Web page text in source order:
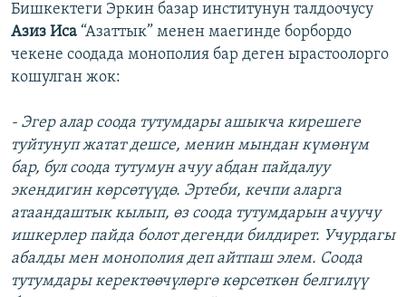
Бишкектеги Эркин базар институнун талдоочусу
Азиз Иса “Азаттык” менен маегинде борбордо
чекене соодада монополия бар деген ырастоолорго
кошулган жок:
- Эгер алар соода тутумдары ашыкча кирешеге
туйтунуп жатат дешсе, менин мындан күмөнүм
бар, бул соода тутумун ачуу абдан пайдалуу
экендигин көрсөтүүдө. Эртеби, кечпи аларга
атаандаштык кылып, өз соода тутумдарын ачуучу
ишкерлер пайда болот дегенди билдирет. Учурдагы
абалды мен монополия деп айтпаш элем. Соода
тутумдары керектөөчүлөргө көрсөткөн белгилүү